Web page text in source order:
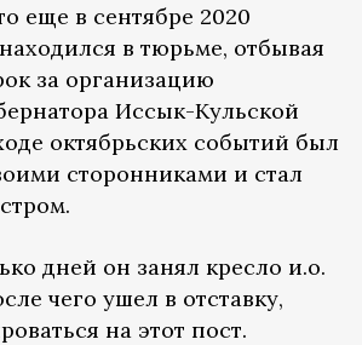
еще в сентябре 2020
в тюрьме, отбывая
за организацию
Иссык-Кульской
октябрьских событий был
сторонниками и стал
дней он занял кресло и.о.
чего ушел в отставку,
на этот пост.